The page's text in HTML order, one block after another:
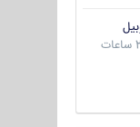
23 ساعات